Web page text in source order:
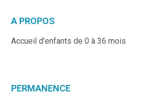
A PROPOS
Accueil d’enfants de 0 à 36 mois
PERMANENCE